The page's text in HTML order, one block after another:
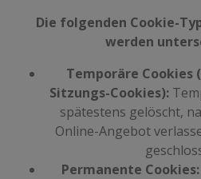
Die folgenden Cookie-
werden
Temporäre Cookies
Sitzungs-Cookies):
spätestens gelöscht,
Online-Angebot
Permanente Cookies: